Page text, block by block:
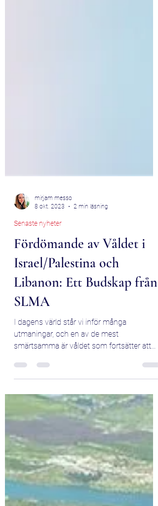
mirjam messo
8 okt. 2023
Senaste nyheter
Fördömande av Våldet i
Israel/Palestina och
Libanon: Ett Budskap från
SLMA
I dagens värld står vi inför många
smärtsamma är våldet som fortsätter att
eskalera i regioner som...